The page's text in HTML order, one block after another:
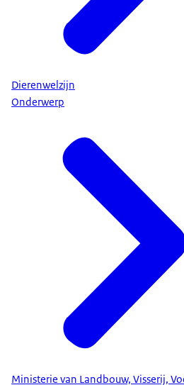
Dierenwelzijn
Onderwerp
Ministerie van Landbouw, Visserij,